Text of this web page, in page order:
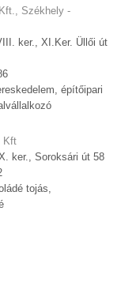
Székhely -
ker., XI.Ker. Üllői út
építőipari
Kft
ker., Soroksári út 58
tojás,